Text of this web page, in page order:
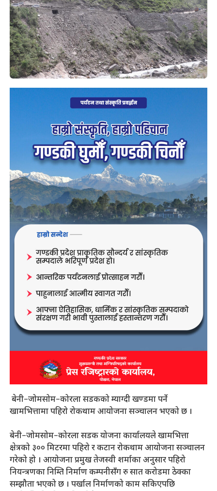
बेनी–जोमसोम–कोरला सडकको म्याग्दी खण्डमा पर्ने
खामभित्तामा पहिरो रोकथाम आयोजना सञ्चालन भएको छ ।
बेनी–जोमसोम–कोरला सडक योजना कार्यालयले खामभित्ता
क्षेत्रको ३०० मिटरमा पहिरो र कटान रोकथाम आयोजना सञ्चालन
गरेको हो । आयोजना प्रमुख तेजस्वी शर्माका अनुसार पहिरो
नियन्त्रणका निम्ति निर्माण कम्पनीसँग रु सात करोडमा ठेक्का
सम्झौता भएको छ । पर्खाल निर्माणको काम सकिएपछि